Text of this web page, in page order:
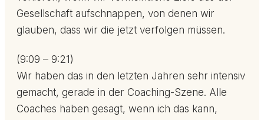
Gesellschaft aufschnappen, von denen wir
glauben, dass wir die jetzt verfolgen müssen.
(9:09 – 9:21)
Wir haben das in den letzten Jahren sehr intensiv
gemacht, gerade in der Coaching-Szene. Alle
Coaches haben gesagt, wenn ich das kann,